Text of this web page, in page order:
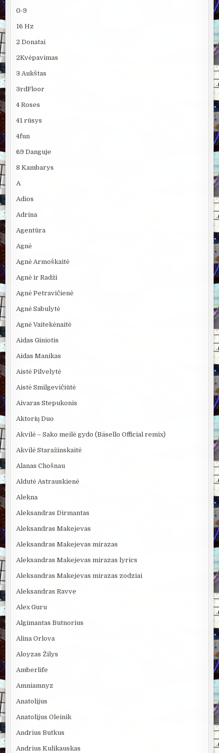
0-9
16 Hz
2 Donatai
2Kvėpavimas
3 Aukštas
3rdFloor
4 Roses
41 rūsys
4fun
69 Danguje
8 Kambarys
A
Adios
Adrina
Agentūra
Agnė
Agnė Armoškaitė
Agnė ir Radži
Agnė Petravičienė
Agnė Sabulytė
Agnė Vaitekėnaitė
Aidas Giniotis
Aidas Manikas
Aistė Pilvelytė
Aistė Smilgevičiūtė
Aivaras Stepukonis
Aktorių Duo
Akvilė – Sako meilė gydo (Bäsello Official remix)
Akvilė Staražinskaitė
Alanas Chošnau
Aldutė Astrauskienė
Alekna
Aleksandras Dirmantas
Aleksandras Makejevas
Aleksandras Makejevas mirazas
Aleksandras Makejevas mirazas lyrics
Aleksandras Makejevas mirazas zodziai
Aleksandras Ravve
Alex Guru
Algimantas Butnorius
Alina Orlova
Aloyzas Žilys
Amberlife
Amniamnyz
Anatolijus
Anatolijus Oleinik
Andrius Butkus
Andrius Kulikauskas